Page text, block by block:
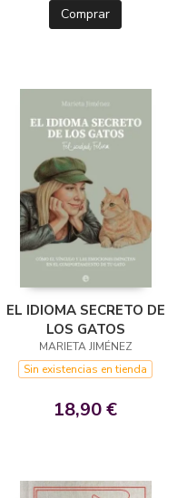
Comprar
EL IDIOMA SECRETO DE
LOS GATOS
MARIETA JIMÉNEZ
Sin existencias en tienda
18,90 €